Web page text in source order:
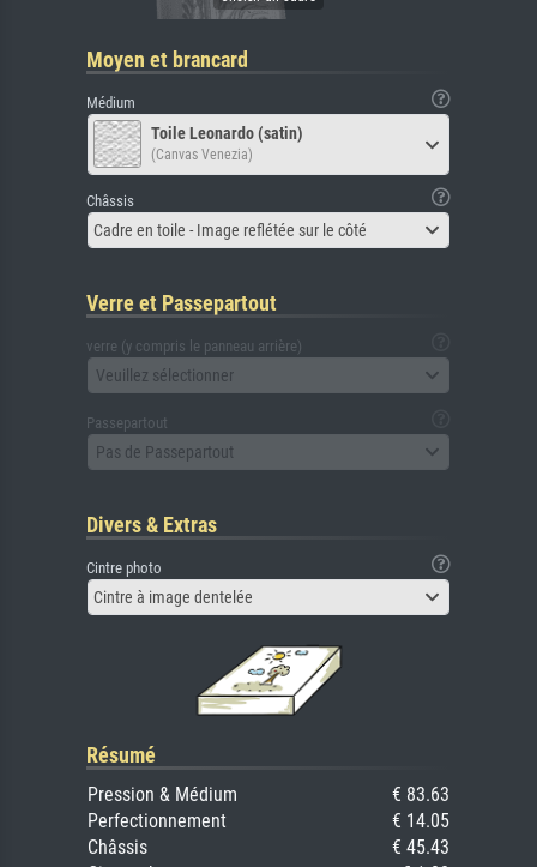
Moyen et brancard
Médium
Toile Leonardo (satin)
(Canvas Venezia)
Châssis
Cadre en toile - Image reflétée sur le côté
Verre et Passepartout
verre (y compris le panneau arrière)
Veuillez sélectionner
Passepartout
Pas de Passepartout
Divers & Extras
Cintre photo
Cintre à image dentelée
Résumé
Pression & Médium
€ 83.63
Perfectionnement
€ 14.05
Châssis
€ 45.43